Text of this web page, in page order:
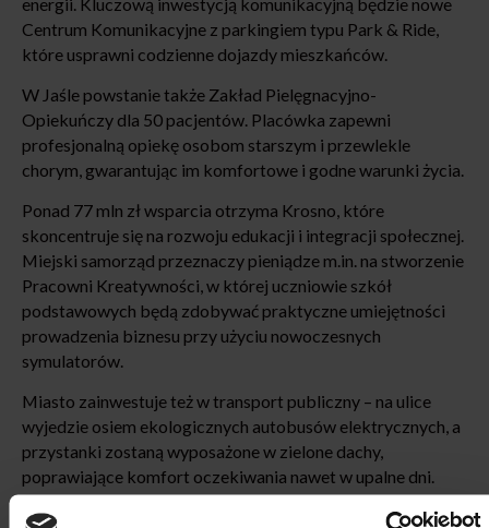
Centrum Komunikacyjne z parkingiem typu Park & Ride,
które usprawni codzienne dojazdy mieszkańców.
W Jaśle powstanie także Zakład Pielęgnacyjno-
Opiekuńczy dla 50 pacjentów. Placówka zapewni
profesjonalną opiekę osobom starszym i przewlekle
chorym, gwarantując im komfortowe i godne warunki życia.
Ponad 77 mln zł wsparcia otrzyma Krosno, które
skoncentruje się na rozwoju edukacji i integracji społecznej.
Miejski samorząd przeznaczy pieniądze m.in. na stworzenie
Pracowni Kreatywności, w której uczniowie szkół
podstawowych będą zdobywać praktyczne umiejętności
prowadzenia biznesu przy użyciu nowoczesnych
symulatorów.
Miasto zainwestuje też w transport publiczny – na ulice
wyjedzie osiem ekologicznych autobusów elektrycznych, a
przystanki zostaną wyposażone w zielone dachy,
poprawiające komfort oczekiwania nawet w upalne dni.
Powstanie Centrum Aktywności Społecznej, które będzie